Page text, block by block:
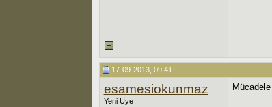
17-09-2013, 09:41
esamesiokunmaz
Yeni Üye